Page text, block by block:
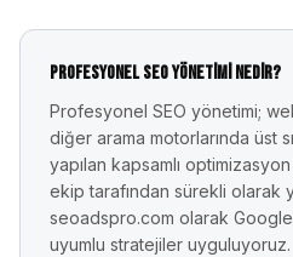
Profesyonel SEO yönetimi nedir?
Profesyonel SEO yönetimi;
diğer arama motorlarında üst
yapılan kapsamlı optimizasyon
ekip tarafından sürekli olarak
seoadspro.com olarak Google
uyumlu stratejiler uyguluyoruz.